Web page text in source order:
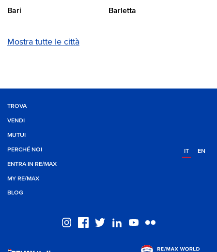
Bari Barletta
Mostra tutte le città
TROVA
VENDI
MUTUI
PERCHÉ NOI
ENTRA IN RE/MAX
MY RE/MAX
BLOG
IT EN